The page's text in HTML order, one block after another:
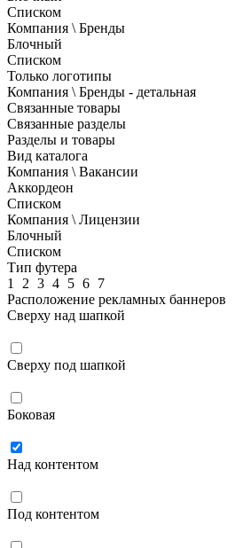
Списком
Компания \ Бренды
Блочный
Списком
Только логотипы
Компания \ Бренды - детальная
Связанные товары
Связанные разделы
Разделы и товары
Вид каталога
Компания \ Вакансии
Аккордеон
Списком
Компания \ Лицензии
Блочный
Списком
Тип футера
1
2 3 4 5 6 7
Расположение рекламных баннеров
Сверху над шапкой
Сверху под шапкой
Боковая
Над контентом
Под контентом